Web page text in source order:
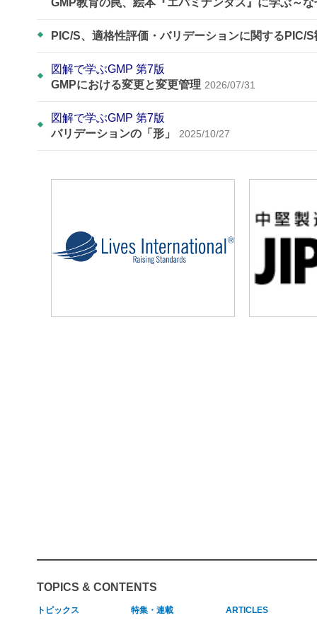
PIC/S、適格性評価・バリデーションに関するPIC/
図解で学ぶGMP 第7版
GMPにおける変更と変更管理 2026/07/31
図解で学ぶGMP 第7版
バリデーションの「形」
2025/10/27
TOPICS & CONTENTS
トピックス 特集・連載 ARTICLES